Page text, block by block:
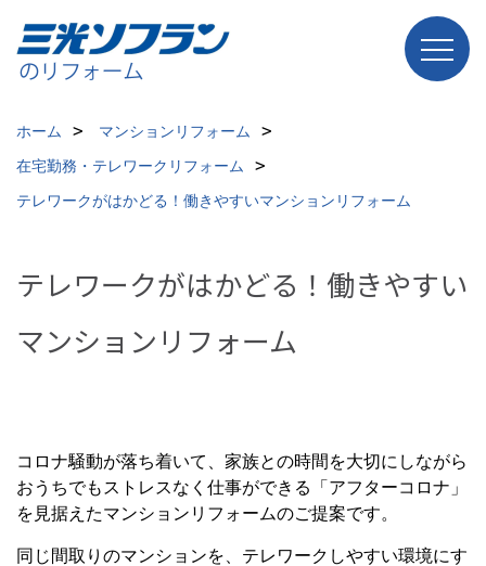
ホーム
マンションリフォーム
在宅勤務・テレワークリフォーム
テレワークがはかどる！働きやすいマンションリフォーム
テレワークがはかどる！働きやすい
マンションリフォーム
コロナ騒動が落ち着いて、家族との時間を大切にしながら
おうちでもストレスなく仕事ができる「アフターコロナ」
を見据えたマンションリフォームのご提案です。
同じ間取りのマンションを、テレワークしやすい環境にす